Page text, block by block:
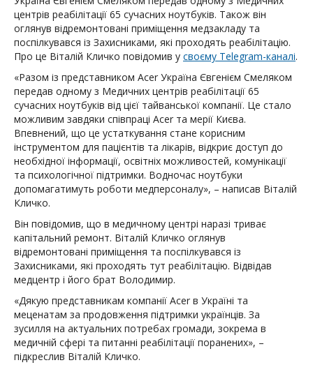
центрів реабілітації 65 сучасних ноутбуків. Також він
оглянув відремонтовані приміщення медзакладу та
поспілкувався із Захисниками, які проходять реабілітацію.
Про це Віталій Кличко повідомив у своєму Telegram-каналі.
«Разом із представником Acer Україна Євгенієм Смеляком
передав одному з Медичних центрів реабілітації 65
сучасних ноутбуків від цієї тайванської компанії. Це стало
можливим завдяки співпраці Acer та мерії Києва.
Впевнений, що це устаткування стане корисним
інструментом для пацієнтів та лікарів, відкриє доступ до
необхідної інформації, освітніх можливостей, комунікації
та психологічної підтримки. Водночас ноутбуки
допомагатимуть роботи медперсоналу», – написав Віталій
Кличко.
Він повідомив, що в медичному центрі наразі триває
капітальний ремонт. Віталій Кличко оглянув
відремонтовані приміщення та поспілкувався із
Захисниками, які проходять тут реабілітацію. Відвідав
медцентр і його брат Володимир.
«Дякую представникам компанії Acer в Україні та
меценатам за продовження підтримки українців. За
зусилля на актуальних потребах громади, зокрема в
медичній сфері та питанні реабілітації поранених», –
підкреслив Віталій Кличко.